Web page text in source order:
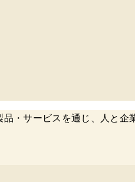
・サービスを通じ、人と企